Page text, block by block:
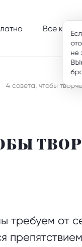
Все курсы
4 совета, чтобы
требуем от
не